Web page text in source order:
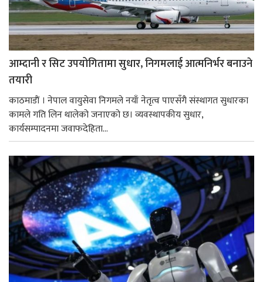
आम्दानी र सिट उपयोगितामा सुधार, निगमलाई आत्मनिर्भर बनाउने
तयारी
काठमाडाैं । नेपाल वायुसेवा निगमले नयाँ नेतृत्व पाएसँगै संस्थागत सुधारका
कामले गति लिन थालेको जनाएको छ। व्यवस्थापकीय सुधार,
कार्यसम्पादनमा जवाफदेहिता...